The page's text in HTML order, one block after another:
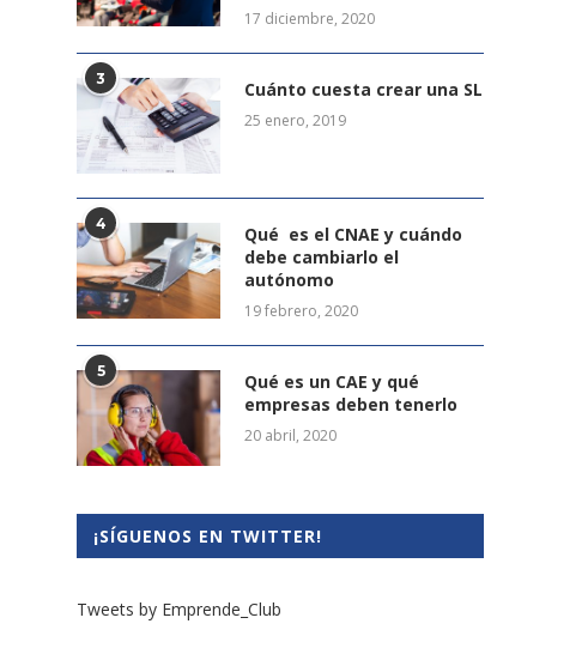
17 diciembre, 2020
3 Cuánto cuesta crear una SL
25 enero, 2019
4
Qué es el CNAE y cuándo
debe cambiarlo el
autónomo
19 febrero, 2020
5
Qué es un CAE y qué
empresas deben tenerlo
20 abril, 2020
¡SÍGUENOS EN TWITTER!
Tweets by Emprende_Club